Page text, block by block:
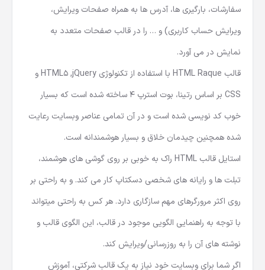
آموزشی، دارای صفحات مدیریتی: حساب کاربری (صفحه داشبورد،
سفارشات، بارگیری ها، آدرس ها به همراه صفحات ویرایش،
ویرایش حساب کاربری) و … را در قالب صفحات متعدد به
نمایش در می آورد.
CSS بر اساس رتینا، بوت استرپ 4 ساخته شده است که بسیار
خوب کد نویسی شده است و در آن تمامی عناصر وبسایت رعایت
شده همچنین چیدمان خلاق و بسیار هوشمندانه است.
استایل قالب HTML راک به خوبی بر روی گوشی های هوشمند،
تبلت ها و رایانه های شخصی دسکتاپ کار می کند. و به راحتی بر
روی اکثر مرورگرهای مهم سازگاری دارد. هر کس به راحتی میتواند
با توجه به راهنمایی الگویی موجود در قالب، این الگوی قالب و
نوشته های آن را به روزرسانی/ویرایش کند.